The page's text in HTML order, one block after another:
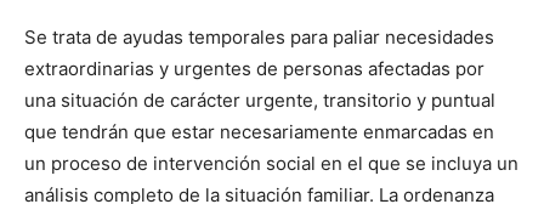
Se trata de ayudas temporales para paliar necesidades
extraordinarias y urgentes de personas afectadas por
una situación de carácter urgente, transitorio y puntual
que tendrán que estar necesariamente enmarcadas en
un proceso de intervención social en el que se incluya un
análisis completo de la situación familiar. La ordenanza